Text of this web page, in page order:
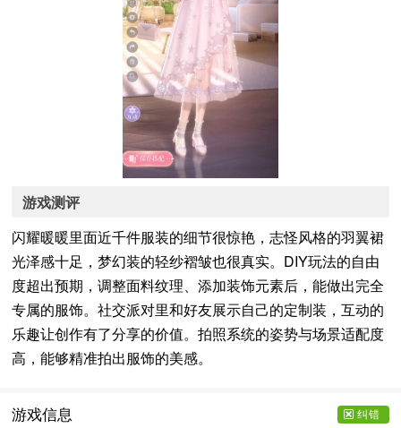
游戏测评
闪耀暖暖里面近千件服装的细节很惊艳，志怪风格的羽翼裙
光泽感十足，梦幻装的轻纱褶皱也很真实。DIY玩法的自由
度超出预期，调整面料纹理、添加装饰元素后，能做出完全
专属的服饰。社交派对里和好友展示自己的定制装，互动的
乐趣让创作有了分享的价值。拍照系统的姿势与场景适配度
高，能够精准拍出服饰的美感。
游戏信息 纠错